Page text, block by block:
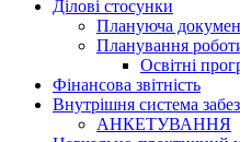
Ділові стосунки
Плануюча
Планування
Освітні
Фінансова звітність
Внутрішня система
АНКЕТУВАННЯ